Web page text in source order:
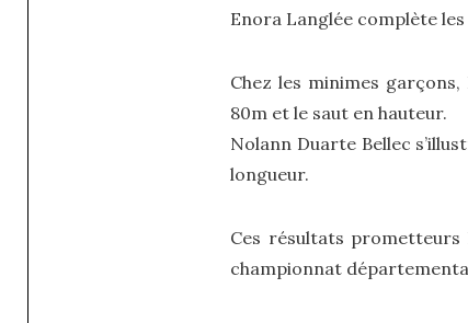
Enora Langlée complète
Chez les minimes
80m et le saut en hauteur.
Nolann Duarte Bellec
longueur.
Ces résultats
championnat